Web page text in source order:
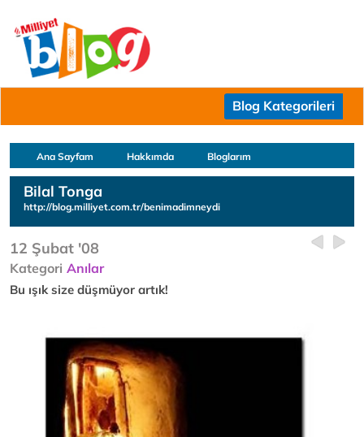
Blog Kategorileri
Ana Sayfam Hakkımda Bloglarım
Bilal Tonga
http://blog.milliyet.com.tr/benimadimneydi
12 Şubat '08
Kategori Anılar
Bu ışık size düşmüyor artık!